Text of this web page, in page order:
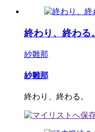
終わり、終わる。
紗雛那
紗雛那
終わり、終わる。